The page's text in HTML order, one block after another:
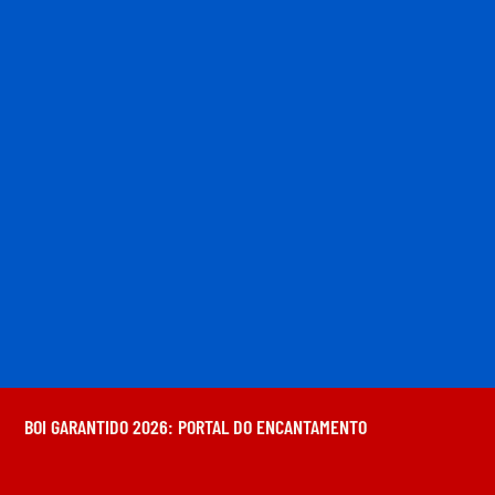
BOI GARANTIDO 2026: PORTAL DO ENCANTAMENTO